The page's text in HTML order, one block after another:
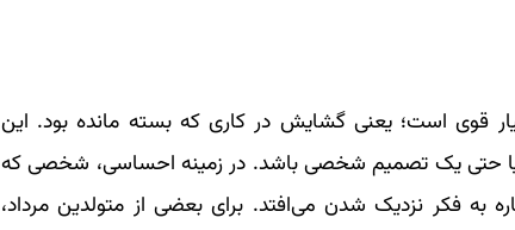
قوی است؛ یعنی گشایش در کاری که بسته مانده بود. این
یا حتی یک تصمیم شخصی باشد. در زمینه احساسی، شخصی که
به فکر نزدیک شدن می‌افتد. برای بعضی از متولدین مرداد،